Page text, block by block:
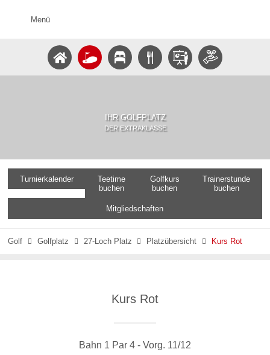
Menü
IHR GOLFPLATZ
DER EXTRAKLASSE
Turnierkalender
Teetime
buchen
Golfkurs
buchen
Trainerstunde
buchen
Mitgliedschaften
Golf  Golfplatz  27-Loch Platz  Platzübersicht  Kurs Rot
Kurs Rot
Bahn 1 Par 4 - Vorg. 11/12